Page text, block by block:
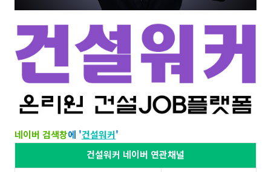
네이버 검색창에 '건설워커'​​
건설워커 네이버 연관채널